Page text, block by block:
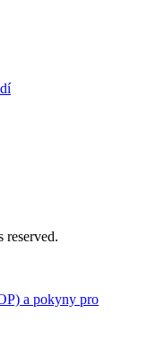
reserved.
a pokyny pro